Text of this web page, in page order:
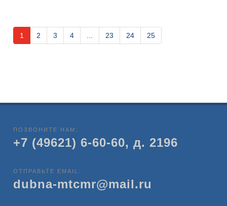
1 2 3 4 23 24 25
ПОЗВОНИТЕ НАМ:
+7 (49621) 6-60-60, д. 2196
ОТПРАВЬТЕ EMAIL:
dubna-mtcmr@mail.ru